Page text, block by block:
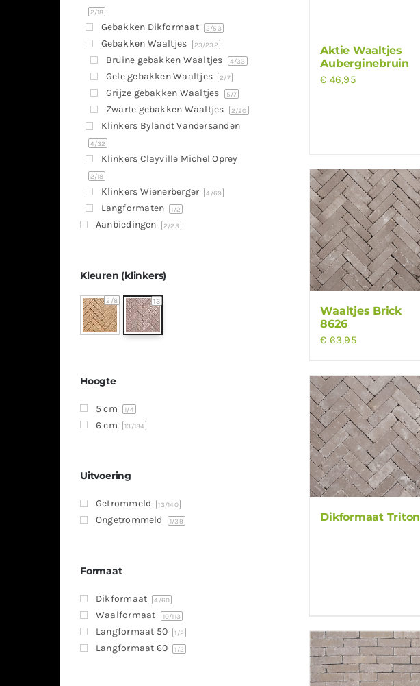
Aktie Waaltjes
Auberginebruin
€ 46,95
Waaltjes Brick
8626
€ 63,95
Dikformaat Triton
2/18
Gebakken Dikformaat 2/53
Gebakken Waaltjes 23/232
Bruine gebakken Waaltjes 4/33
Gele gebakken Waaltjes 2/7
Grijze gebakken Waaltjes 5/7
Zwarte gebakken Waaltjes 2/20
Klinkers Bylandt Vandersanden
4/32
Klinkers Clayville Michel Oprey
2/18
Klinkers Wienerberger 4 /69
Langformaten 1/2
Aanbiedingen 2/23
Kleuren (klinkers)
2 /8 13
Hoogte
5 cm 1/4
6 cm 13 /134
Uitvoering
Getrommeld 13/140
Ongetrommeld 1/39
Formaat
Dikformaat 4 /60
Waalformaat 10/113
Langformaat 50 1/2
Langformaat 60 1/2